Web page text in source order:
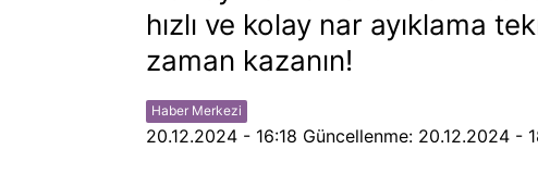
hızlı ve kolay nar ayıklama
zaman kazanın!
Haber Merkezi
20.12.2024 - 16:18 Güncellenme: 20.12.2024 -